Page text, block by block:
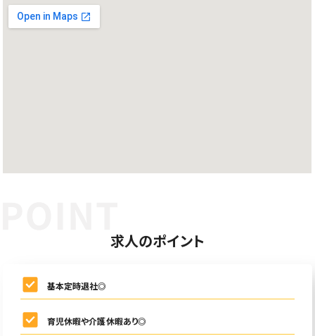
求人のポイント
基本定時退社◎
育児休暇や介護休暇あり◎